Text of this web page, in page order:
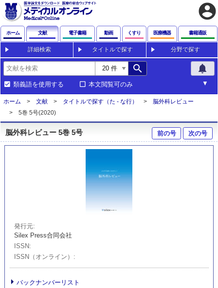
account_circle
ホーム 文献 電子書籍 動画 くすり 医療機器 書籍通販
詳細検索 タイトルで探す 分野で探す
search notifications
類義語を使用する 本文閲覧可のみ
ホーム 文献 タイトルで探す（た - な行）
脳外科レビュー
5巻 5号(2020)
脳外科レビュー 5巻 5号 前の号 次の号
発行元
Silex Press合同会社
ISSN
ISSN（オンライン）
バックナンバーリスト